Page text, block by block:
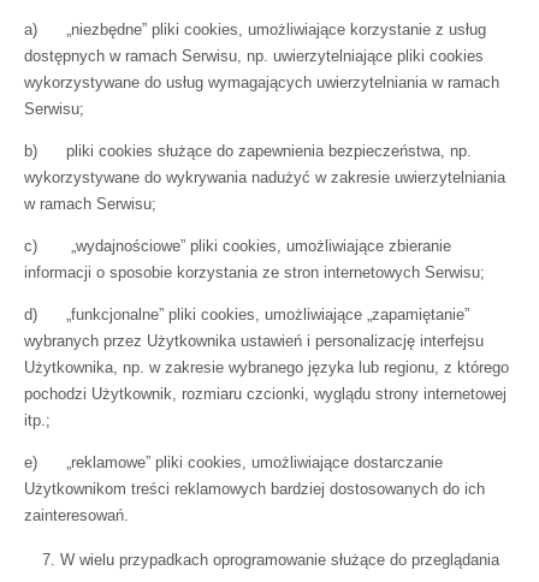
a) „niezbędne” pliki cookies, umożliwiające korzystanie z usług
dostępnych w ramach Serwisu, np. uwierzytelniające pliki cookies
wykorzystywane do usług wymagających uwierzytelniania w ramach
Serwisu;
b) pliki cookies służące do zapewnienia bezpieczeństwa, np.
wykorzystywane do wykrywania nadużyć w zakresie uwierzytelniania
w ramach Serwisu;
c) „wydajnościowe” pliki cookies, umożliwiające zbieranie
informacji o sposobie korzystania ze stron internetowych Serwisu;
d) „funkcjonalne” pliki cookies, umożliwiające „zapamiętanie”
wybranych przez Użytkownika ustawień i personalizację interfejsu
Użytkownika, np. w zakresie wybranego języka lub regionu, z którego
pochodzi Użytkownik, rozmiaru czcionki, wyglądu strony internetowej
itp.;
e) „reklamowe” pliki cookies, umożliwiające dostarczanie
Użytkownikom treści reklamowych bardziej dostosowanych do ich
zainteresowań.
W wielu przypadkach oprogramowanie służące do przeglądania